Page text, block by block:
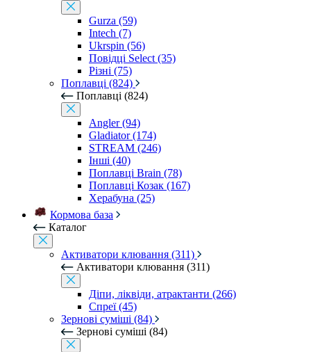
Gurza (59)
Intech (7)
Ukrspin (56)
Повідці Select (35)
Різні (75)
Поплавці (824)
Поплавці (824)
Angler (94)
Gladiator (174)
STREAM (246)
Інші (40)
Поплавці Brain (78)
Поплавці Козак (167)
Херабуна (25)
Кормова база
Каталог
Активатори клювання (311)
Активатори клювання (311)
Діпи, ліквіди, атрактанти (266)
Спреї (45)
Зернові суміші (84)
Зернові суміші (84)